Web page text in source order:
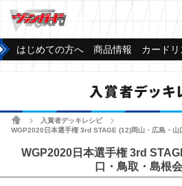
はじめての方へ 商品情報 カードリ
入賞者デッキ
ホーム 入賞者デッキレシピ
WGP2020日本選手権 3rd STAGE (12)岡山・広島・山
WGP2020日本選手権 3rd
口・鳥取・島根